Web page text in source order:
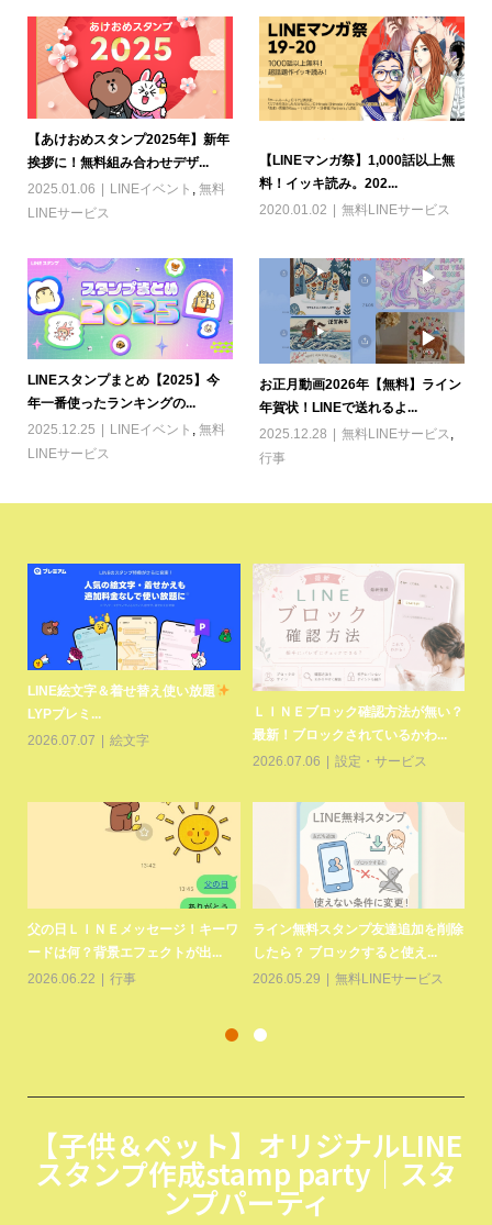
【あけおめスタンプ2025年】新年
挨拶に！無料組み合わせデザ...
2025.01.06
LINEイベント , 無料
LINEサービス
【LINEマンガ祭】1,000話以上無
料！イッキ読み。202...
2020.01.02
無料LINEサービス
LINEスタンプまとめ【2025】今
年一番使ったランキングの...
2025.12.25
LINEイベント
無料
LINEサービス
お正月動画2026年【無料】ライン
年賀状！LINEで送れるよ...
2025.12.28
無料LINEサービス,
行事
安全な無料スタンプをゲット！
LINE公式から安心して可愛いフ...
2026.05.29
無料LINEサービス
LINEスタンプ無料で使えるのはな
ぜ？買ってないのに使える、...
2026.05.28
無料LINEサービス
LINE行動履歴、属性情報の見方
は？オフにする方法、広告に利...
2026.05.28
設定・サービス
LINEギフト【あけおめギフトく
じ】2026年！お得な50％...
2026.01.01
LINEイベント ,行事
【子供＆ペット】オリジナルLINE
スタンプ作成stamp party｜スタ
ンプパーティ